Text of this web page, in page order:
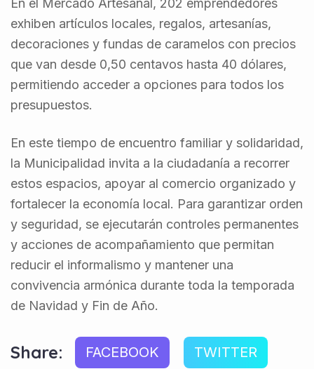
En el Mercado Artesanal, 202 emprendedores
exhiben artículos locales, regalos, artesanías,
decoraciones y fundas de caramelos con precios
que van desde 0,50 centavos hasta 40 dólares,
permitiendo acceder a opciones para todos los
presupuestos.
En este tiempo de encuentro familiar y solidaridad,
la Municipalidad invita a la ciudadanía a recorrer
estos espacios, apoyar al comercio organizado y
fortalecer la economía local. Para garantizar orden
y seguridad, se ejecutarán controles permanentes
y acciones de acompañamiento que permitan
reducir el informalismo y mantener una
convivencia armónica durante toda la temporada
de Navidad y Fin de Año.
Share: FACEBOOK TWITTER